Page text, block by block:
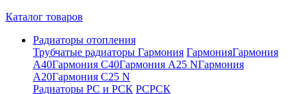
Каталог товаров
Радиаторы отопления
Трубчатые радиаторы Гармония ГармонияГармония
А40Гармония С40Гармония А25 NГармония
А20Гармония С25 N
Радиаторы РС и РСК РСРСК